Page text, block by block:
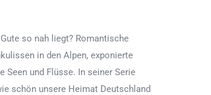
so nah liegt? Romantische
in den Alpen, exponierte
Seen und Flüsse. In seiner Serie
schön unsere Heimat Deutschland